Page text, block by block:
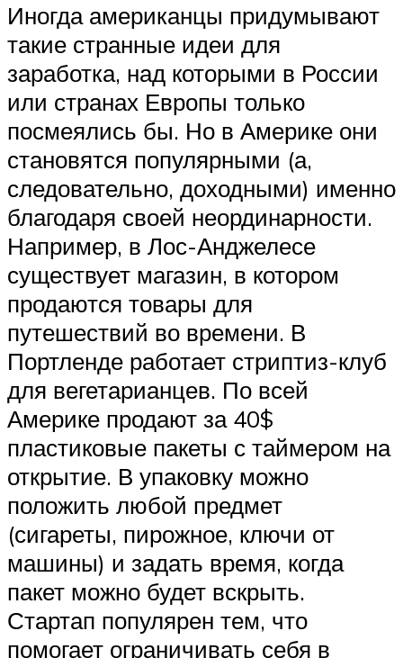
Иногда американцы придумывают
такие странные идеи для
заработка, над которыми в России
или странах Европы только
посмеялись бы. Но в Америке они
становятся популярными (а,
следовательно, доходными) именно
благодаря своей неординарности.
Например, в Лос-Анджелесе
существует магазин, в котором
продаются товары для
путешествий во времени. В
Портленде работает стриптиз-клуб
для вегетарианцев. По всей
Америке продают за 40$
пластиковые пакеты с таймером на
открытие. В упаковку можно
положить любой предмет
(сигареты, пирожное, ключи от
машины) и задать время, когда
пакет можно будет вскрыть.
Стартап популярен тем, что
помогает ограничивать себя в